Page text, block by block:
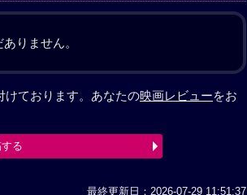
りません。
けております。あなたの映画レビューをお
る
最終更新日：2026-07-29 11:51:37